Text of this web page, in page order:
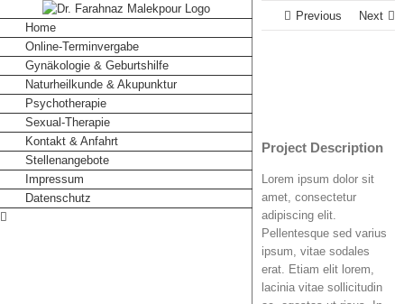
content
Home
Online-Terminvergabe
Gynäkologie & Geburtshilfe
Naturheilkunde & Akupunktur
Psychotherapie
Sexual-Therapie
Kontakt & Anfahrt
Stellenangebote
Impressum
Datenschutz
Previous Next
Project Description
Lorem ipsum dolor sit
amet, consectetur
adipiscing elit.
Pellentesque sed varius
ipsum, vitae sodales
erat. Etiam elit lorem,
lacinia vitae sollicitudin